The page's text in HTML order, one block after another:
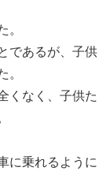
。
であるが、子供
。
くなく、子供た
に乗れるように